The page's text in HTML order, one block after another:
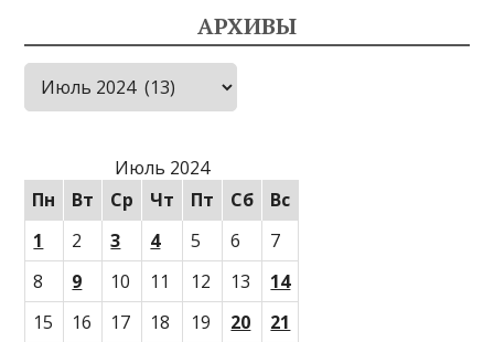
АРХИВЫ
Архивы
Июль 2024
Пн
Вт Ср Чт Пт Сб
Вс
1
2 3 4 5 6
7
8
9 10 11 12 13
14
15
16 17 18 19 20
21